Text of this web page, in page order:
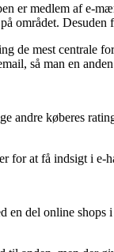
er medlem af e-
området.
mest centrale
så man en
andre køberes
for at få indsigt i
en del online